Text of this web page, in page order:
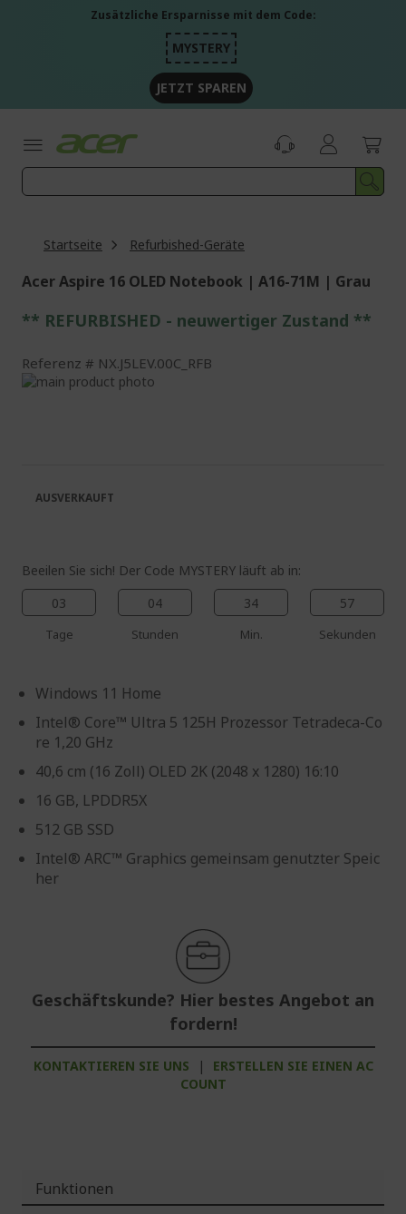
Zusätzliche Ersparnisse mit dem Code:
MYSTERY
JETZT SPAREN
Startseite Refurbished-Geräte
Acer Aspire 16 OLED Notebook | A16-71M | Grau
** REFURBISHED - neuwertiger Zustand **
Referenz NX.J5LEV.00C_RFB
Zum
Beeilen Sie sich! Der Code MYSTERY läuft ab in:
03
Tage
04
Stunden
34
Min.
57
Sekunden
Windows 11 Home
Intel® Core™ Ultra 5 125H Prozessor Tetradeca-Co
re 1,20 GHz
40,6 cm (16 Zoll) OLED 2K (2048 x 1280) 16:10
16 GB, LPDDR5X
512 GB SSD
Intel® ARC™ Graphics gemeinsam genutzter Speic
her
Geschäftskunde? Hier bestes Angebot an
fordern!
KONTAKTIEREN SIE UNS |
ERSTELLEN SIE EINEN AC
COUNT
AUSVERKAUFT
Funktionen